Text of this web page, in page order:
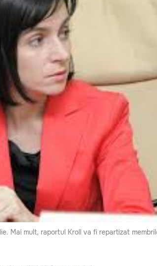
Mai mult, raportul Kroll va fi repartizat